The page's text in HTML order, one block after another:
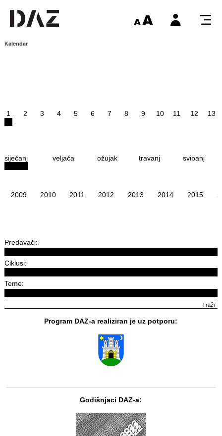
Kalendar
1 2 3 4 5 6 7 8 9 10 11 12 13
siječanj veljača ožujak travanj svibanj
2009 2010 2011 2012 2013 2014 2015
Predavači:
Ciklusi:
Teme:
Program DAZ-a realiziran je uz potporu:
Godišnjaci DAZ-a: